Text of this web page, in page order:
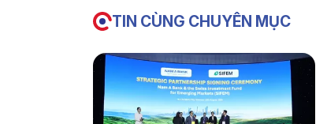
TIN CÙNG CHUYÊN MỤC